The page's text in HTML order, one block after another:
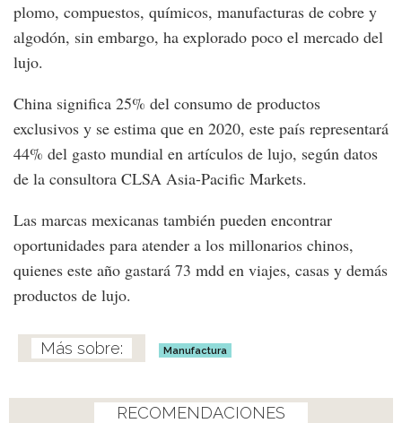
plomo, compuestos, químicos, manufacturas de cobre y
algodón, sin embargo, ha explorado poco el mercado del
lujo.
China significa 25% del consumo de productos
exclusivos y se estima que en 2020, este país representará
44% del gasto mundial en artículos de lujo, según datos
de la consultora CLSA Asia-Pacific Markets.
Las marcas mexicanas también pueden encontrar
oportunidades para atender a los millonarios chinos,
quienes este año gastará 73 mdd en viajes, casas y demás
productos de lujo.
Manufactura
RECOMENDACIONES